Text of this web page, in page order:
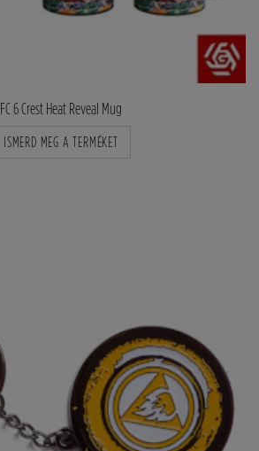
FC 6 Crest Heat Reveal Mug
ISMERD MEG A TERMÉKET